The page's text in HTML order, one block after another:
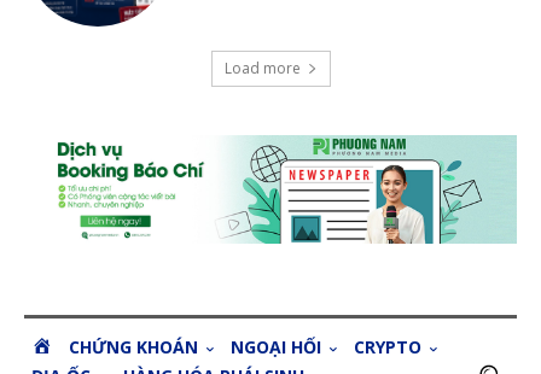
Load more
CHỨNG KHOÁN NGOẠI HỐI
CRYPTO